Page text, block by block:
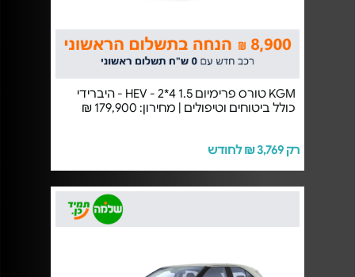
KGM טורס פרימיום 1.5 HEV - 2*4 - היברידי
כולל ביטוחים וטיפולים | מחירון: 179,900 ₪
רק 3,769 ₪ לחודש